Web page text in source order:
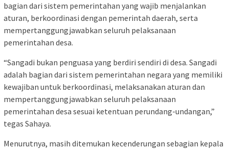
bagian dari sistem pemerintahan yang wajib menjalankan
aturan, berkoordinasi dengan pemerintah daerah, serta
mempertanggungjawabkan seluruh pelaksanaan
pemerintahan desa.
“Sangadi bukan penguasa yang berdiri sendiri di desa. Sangadi
adalah bagian dari sistem pemerintahan negara yang memiliki
kewajiban untuk berkoordinasi, melaksanakan aturan dan
mempertanggungjawabkan seluruh pelaksanaan
pemerintahan desa sesuai ketentuan perundang-undangan,”
tegas Sahaya.
Menurutnya, masih ditemukan kecenderungan sebagian kepala